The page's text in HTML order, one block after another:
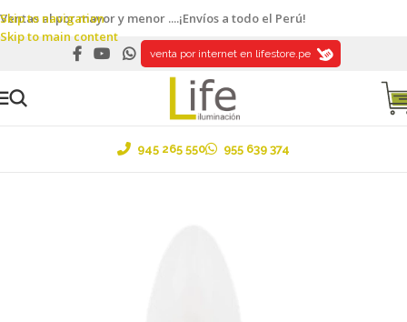
Skip to navigation
Skip to main content
Ventas al por mayor y menor ....¡Envíos a todo el Perú!
venta por internet en lifestore.pe
945 265 550 955 639 374